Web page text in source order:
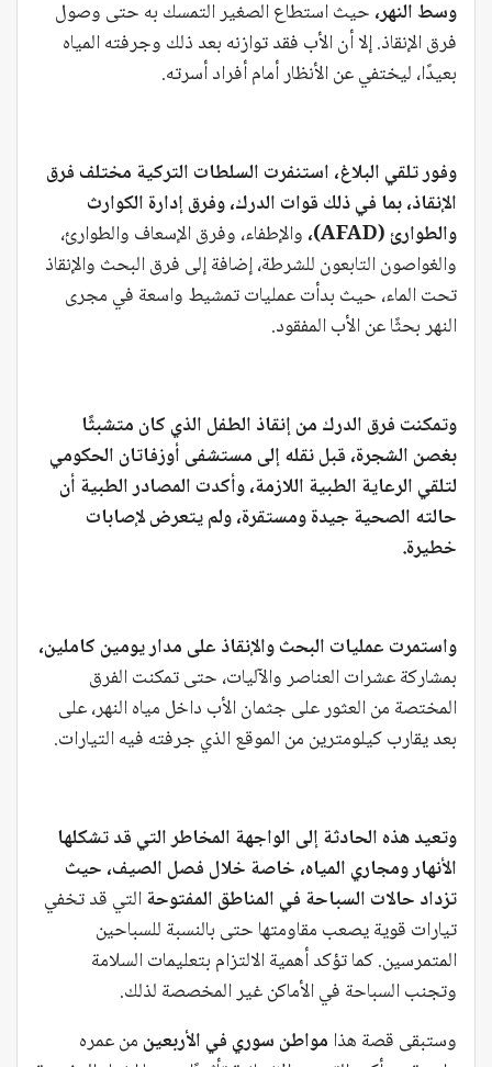
وسط النهر، حيث استطاع الصغير التمسك به حتى وصول
فرق الإنقاذ. إلا أن الأب فقد توازنه بعد ذلك وجرفته المياه
بعيدًا، ليختفي عن الأنظار أمام أفراد أسرته.
وفور تلقي البلاغ، استنفرت السلطات التركية مختلف فرق
الإنقاذ، بما في ذلك قوات الدرك، وفرق إدارة الكوارث
والطوارئ (AFAD)،
والإطفاء، وفرق الإسعاف والطوارئ،
والغواصون التابعون للشرطة، إضافة إلى فرق البحث والإنقاذ
تحت الماء، حيث بدأت عمليات تمشيط واسعة في مجرى
النهر بحثًا عن الأب المفقود.
وتمكنت فرق الدرك من إنقاذ الطفل الذي كان متشبثًا
بغصن الشجرة، قبل نقله إلى مستشفى أوزفاتان الحكومي
لتلقي الرعاية الطبية اللازمة، وأكدت المصادر الطبية أن
حالته الصحية جيدة ومستقرة، ولم يتعرض لإصابات
خطيرة.
واستمرت عمليات البحث والإنقاذ على مدار يومين كاملين،
بمشاركة عشرات العناصر والآليات، حتى تمكنت الفرق
المختصة من العثور على جثمان الأب داخل مياه النهر، على
بعد يقارب كيلومترين من الموقع الذي جرفته فيه التيارات.
وتعيد هذه الحادثة إلى الواجهة المخاطر التي قد تشكلها
الأنهار ومجاري المياه، خاصة خلال فصل الصيف، حيث
تزداد حالات السباحة في المناطق المفتوحةالتي قد تخفي
تيارات قوية يصعب مقاومتها حتى بالنسبة للسباحين
المتمرسين. كما تؤكد أهمية الالتزام بتعليمات السلامة
وتجنب السباحة في الأماكن غير المخصصة لذلك.
وستبقى قصة هذا مواطن سوري في الأربعين من عمره